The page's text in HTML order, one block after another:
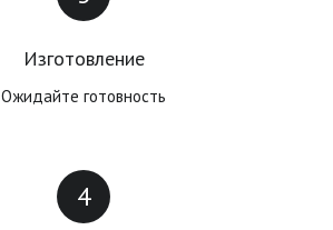
Изготовление
Ожидайте готовность